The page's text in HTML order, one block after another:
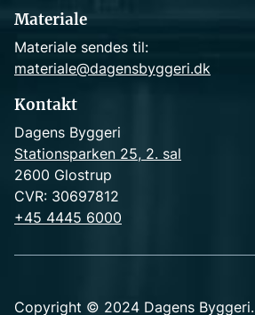
Materiale
Materiale sendes til:
materiale@dagensbyggeri.dk
Kontakt
Dagens Byggeri
Stationsparken 25, 2. sal
2600 Glostrup
CVR: 30697812
+45 4445 6000
Copyright © 2024 Dagens Byggeri.